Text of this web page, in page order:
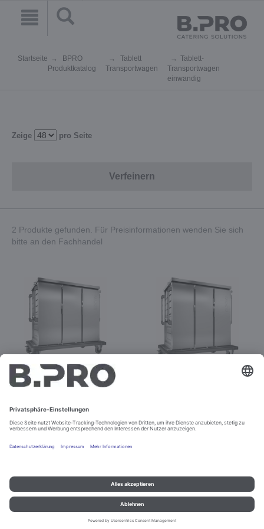
Startseite
BPRO
Produktkatalog
Tablett
Transportwagen
Tablett-
Transportwagen
einwandig
Zeige pro Seite
Verfeinern
2 Produkte gefunden. Für Preisinformationen wenden Sie sich
bitte an den Fachhandel
Best.-Nr. 575555
Impressum und Datenschutz Kontakt
Rechtliche Hinweise
© B.PRO Catering Solutions 2022